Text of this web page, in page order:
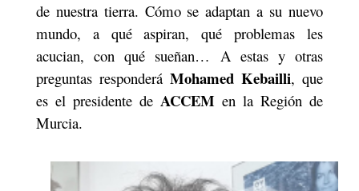
de nuestra tierra. Cómo se adaptan a su nuevo
mundo, a qué aspiran, qué problemas les
acucian, con qué sueñan… A estas y otras
preguntas responderá Mohamed Kebailli, que
es el presidente de ACCEM en la Región de
Murcia.